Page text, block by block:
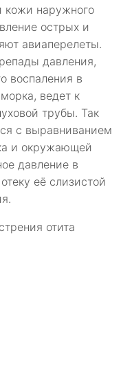
кожи наружного
острых и
авиаперелеты.
давления,
воспаления в
ведет к
трубы. Так
с выравниванием
и окружающей
давление в
её слизистой
отита